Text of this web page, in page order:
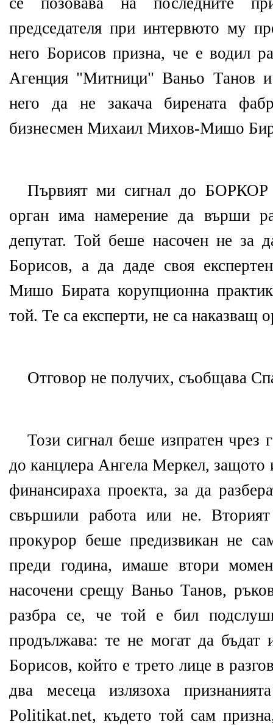
председателя при интервюто му
него Борисов призна, че е водил
Агенция "Митници" Ваньо Танов и
него да не закача бирената
бизнесмен Михаил Михов-Мишо
Първият ми сигнал до БОРКОР
орган има намерение да върши
депутат. Той беше насочен не за
Борисов, а да даде своя
Мишо Бирата корупционна
той. Те са експерти, не са наказващ
Отговор не получих, съобщава
Този сигнал беше изпратен чрез
до канцлера Ангела Меркел,
финансираха проекта, за да
свършили работа или не.
прокурор беше предизвикан не
преди година, имаше втори
насочени срещу Ваньо Танов,
разбра се, че той е бил
продължава: те не могат да бъдат
Борисов, който е трето лице в
два месеца излязоха
Politikat.net, където той сам